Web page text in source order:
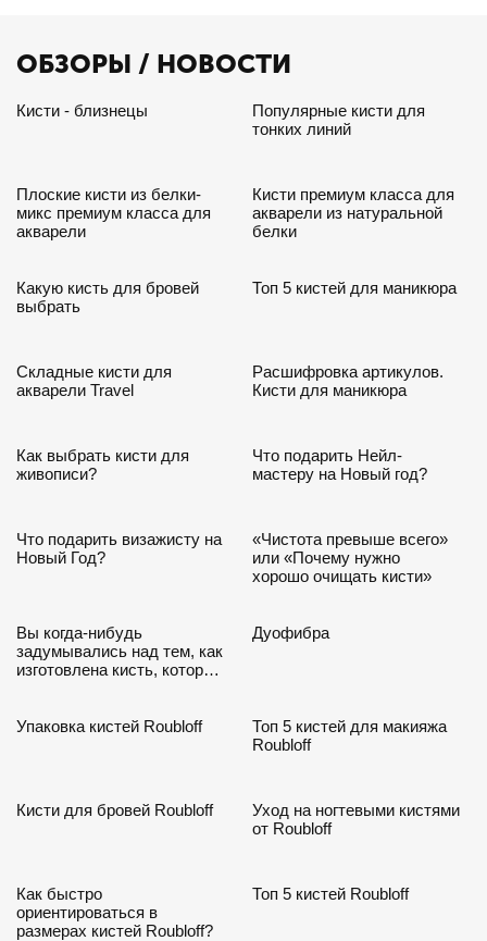
ОБЗОРЫ / НОВОСТИ
24.12.2020
Кисти - близнецы
24.12.2020
Популярные кисти для
тонких линий
Плоские кисти из белки-
микс премиум класса для
акварели
Кисти премиум класса для
акварели из натуральной
белки
Какую кисть для бровей
выбрать
Топ 5 кистей для маникюра
Складные кисти для
акварели Travel
Расшифровка артикулов.
Кисти для маникюра
Как выбрать кисти для
живописи?
Что подарить Нейл-
мастеру на Новый год?
Что подарить визажисту на
Новый Год?
«Чистота превыше всего»
или «Почему нужно
хорошо очищать кисти»
Вы когда-нибудь
задумывались над тем, как
изготовлена кисть, которую
Дуофибра
Упаковка кистей Roubloff
Топ 5 кистей для макияжа
Roubloff
Кисти для бровей Roubloff
Уход на ногтевыми кистями
от Roubloff
Как быстро
ориентироваться в
размерах кистей Roubloff?
Топ 5 кистей Roubloff